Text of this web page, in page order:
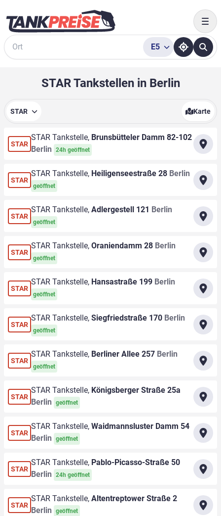
Suche
E5
STAR Tankstellen in Berlin
STAR Karte
STAR
STAR Tankstelle, Brunsbütteler Damm 82-102
Berlin
24h geöffnet
STAR
STAR Tankstelle, Heiligenseestraße 28 Berlin
geöffnet
STAR
STAR Tankstelle, Adlergestell 121 Berlin
geöffnet
STAR
STAR Tankstelle, Oraniendamm 28 Berlin
geöffnet
STAR
STAR Tankstelle, Hansastraße 199 Berlin
geöffnet
STAR
STAR Tankstelle, Siegfriedstraße 170 Berlin
geöffnet
STAR
STAR Tankstelle, Berliner Allee 257 Berlin
geöffnet
STAR
STAR Tankstelle, Königsberger Straße 25a
Berlin
geöffnet
STAR
STAR Tankstelle, Waidmannsluster Damm 54
Berlin
geöffnet
STAR
STAR Tankstelle, Pablo-Picasso-Straße 50
Berlin
24h geöffnet
STAR
STAR Tankstelle, Altentreptower Straße 2
Berlin
geöffnet